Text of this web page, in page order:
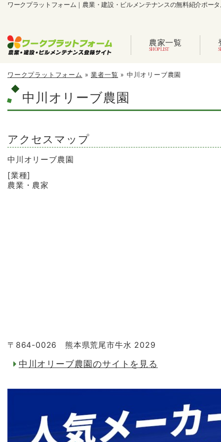
ワークプラットフォーム｜農業・建設・ビルメンテナンスの無料紹介ポー
農家一覧
ワークプラットフォーム »業者一覧 » 中川オリーブ農園
中川オリーブ農園
アクセスマップ
中川オリーブ農園
[業種]
農業・農家
〒864-0026 熊本県荒尾市牛水 2029
中川オリーブ農園のサイトを見る